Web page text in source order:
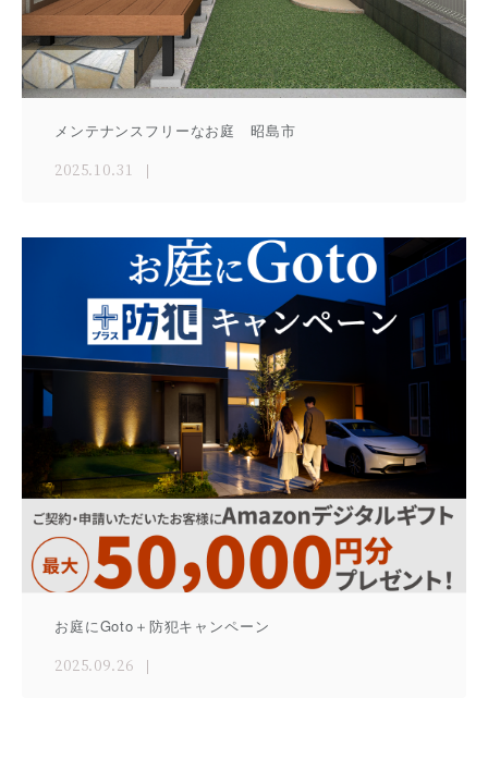
メンテナンスフリーなお庭 昭島市
2025.10.31
お庭にGoto＋防犯キャンペーン
2025.09.26